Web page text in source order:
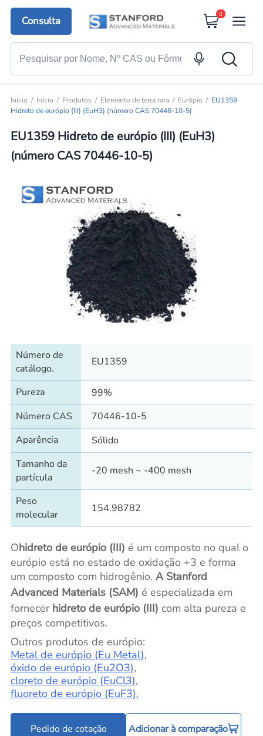
Consulta
0
Início Início Produtos Elemento de terra rara Európio
EU1359
Hidreto de európio (III) (EuH3) (número CAS 70446-10-5)
EU1359 Hidreto de európio (III) (EuH3)
(número CAS 70446-10-5)
Número de
catálogo.
EU1359
Pureza
99%
Número CAS
70446-10-5
Aparência
Sólido
Tamanho da
partícula
-20 mesh ~ -400 mesh
Peso
molecular
154.98782
Ohidreto de európio (III) é um composto no qual o
európio está no estado de oxidação +3 e forma
um composto com hidrogênio. A Stanford
Advanced Materials (SAM) é especializada em
fornecer hidreto de európio (III) com alta pureza e
preços competitivos.
Outros produtos de európio:
Metal de európio (Eu Metal),
óxido de európio (Eu2O3),
cloreto de európio (EuCl3),
fluoreto de európio (EuF3).
Pedido de cotação Adicionar à comparação